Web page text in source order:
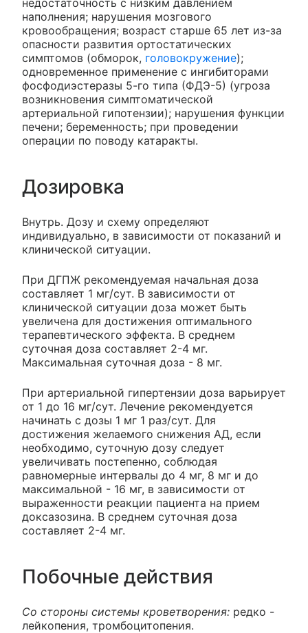
наполнения; нарушения мозгового
кровообращения; возраст старше 65 лет из-за
опасности развития ортостатических
симптомов (обморок, головокружение);
одновременное применение с ингибиторами
фосфодиэстеразы 5-го типа (ФДЭ-5) (угроза
возникновения симптоматической
артериальной гипотензии); нарушения функции
печени; беременность; при проведении
операции по поводу катаракты.
Дозировка
Внутрь. Дозу и схему определяют
индивидуально, в зависимости от показаний и
клинической ситуации.
При ДГПЖ рекомендуемая начальная доза
составляет 1 мг/сут. В зависимости от
клинической ситуации доза может быть
увеличена для достижения оптимального
терапевтического эффекта. В среднем
суточная доза составляет 2-4 мг.
Максимальная суточная доза - 8 мг.
При артериальной гипертензии доза варьирует
от 1 до 16 мг/сут. Лечение рекомендуется
начинать с дозы 1 мг 1 раз/сут. Для
достижения желаемого снижения АД, если
необходимо, суточную дозу следует
увеличивать постепенно, соблюдая
равномерные интервалы до 4 мг, 8 мг и до
максимальной - 16 мг, в зависимости от
выраженности реакции пациента на прием
доксазозина. В среднем суточная доза
составляет 2-4 мг.
Побочные действия
Со стороны системы кроветворения: редко -
лейкопения, тромбоцитопения.